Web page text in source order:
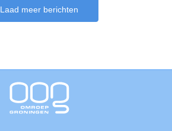
Laad meer berichten